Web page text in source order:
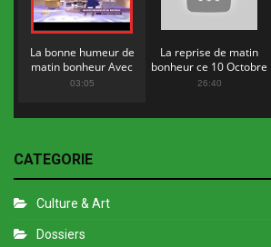
La bonne humeur de
matin bonheur Avec
Flopy Mendosa
03:05
La reprise de matin
bonheur ce 10 Octobre
2022
26:40
CATEGORIE
Culture & Art
Dossiers